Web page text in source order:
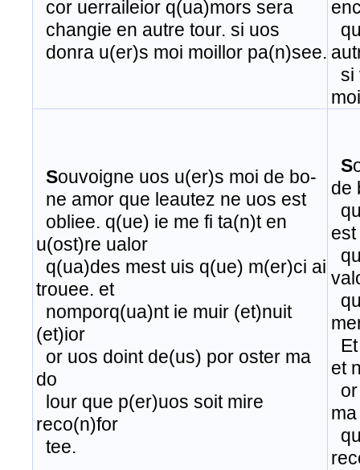
cor uerraileior q(ua)mors sera
changie en autre tour. si uos
donra u(er)s moi moillor pa(n)see.​
si
Souvoigne uos u(er)s moi de bo-
​​ne amor que leautez ne uos est
​ obliee. q(ue) ie me fi ta(n)t en
u(ost)re ualor
q(ua)des mest uis q(ue) m(er)ci ai
trouee. et
nomporq(ua)nt ie muir (et)nuit
(et)ior
or uos doint de(us) por oster ma
do
lour que p(er)uos soit mire
reco(n)for
tee.​
S
de
et